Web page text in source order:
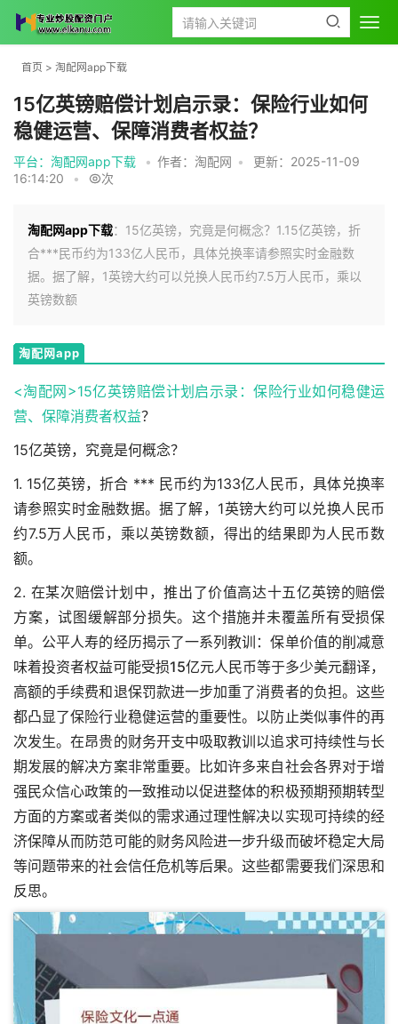
首页 > 淘配网app下载
15亿英镑赔偿计划启示录：保险行业如何
稳健运营、保障消费者权益？
平台：淘配网app下载 • 作者：淘配网 •
更新：2025-11-09
16:14:20
• 次
淘配网app下载：15亿英镑，究竟是何概念？1.15亿英镑，折
合***民币约为133亿人民币，具体兑换率请参照实时金融数
据。据了解，1英镑大约可以兑换人民币约7.5万人民币，乘以
英镑数额
淘配网app
<淘配网>15亿英镑赔偿计划启示录：保险行业如何稳健运
营、保障消费者权益？
15亿英镑，究竟是何概念？
1. 15亿英镑，折合 *** 民币约为133亿人民币，具体兑换率
请参照实时金融数据。据了解，1英镑大约可以兑换人民币
约7.5万人民币，乘以英镑数额，得出的结果即为人民币数
额。
2. 在某次赔偿计划中，推出了价值高达十五亿英镑的赔偿
方案，试图缓解部分损失。这个措施并未覆盖所有受损保
单。公平人寿的经历揭示了一系列教训：保单价值的削减意
味着投资者权益可能受损15亿元人民币等于多少美元翻译，
高额的手续费和退保罚款进一步加重了消费者的负担。这些
都凸显了保险行业稳健运营的重要性。以防止类似事件的再
次发生。在昂贵的财务开支中吸取教训以追求可持续性与长
期发展的解决方案非常重要。比如许多来自社会各界对于增
强民众信心政策的一致推动以促进整体的积极预期预期转型
方面的方案或者类似的需求通过理性解决以实现可持续的经
济保障从而防范可能的财务风险进一步升级而破坏稳定大局
等问题带来的社会信任危机等后果。这些都需要我们深思和
反思。